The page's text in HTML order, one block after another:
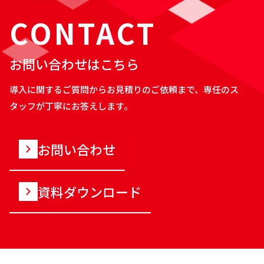
CONTACT
お問い合わせはこちら
導入に関するご質問からお見積りのご依頼まで、専任のス
タッフが丁寧にお答えします。
お問い合わせ
資料ダウンロード